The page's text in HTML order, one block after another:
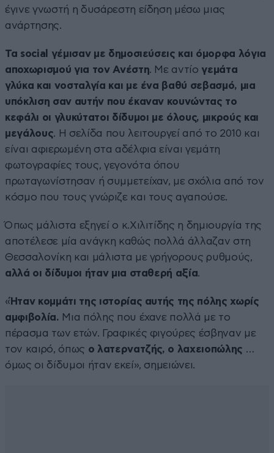
έγινε γνωστή η δυσάρεστη είδηση μέσω μιας
ανάρτησης.
Τα social γέμισαν με δημοσιεύσεις και όμορφα λόγια
αποχωρισμού για τον Ανέστη. Με αντίο γεμάτα
γλύκα και νοσταλγία και με ένα βαθύ σεβασμό, μια
υπόκλιση σαν αυτήν που έκαναν κουνώντας το
κεφάλι οι γλυκύτατοι δίδυμοι με όλους, μικρούς και
μεγάλους. Η σελίδα που λειτουργεί από το 2010 και
είναι αφιερωμένη στα αδέλφια είναι γεμάτη
φωτογραφίες τους, γεγονότα όπου
πρωταγωνίστησαν ή συμμετείχαν, με σχόλια από τον
κόσμο που τους γνώριζε και τους αγαπούσε.
Όπως μάλιστα εξηγεί ο κ.Χιλιτίδης η δημιουργία της
αποτέλεσε μία ανάγκη καθώς πολλά άλλαζαν στη
Θεσσαλονίκη και μάλιστα με γρήγορους ρυθμούς,
αλλά οι δίδυμοι ήταν μια σταθερή αξία.
«Ήταν κομμάτι της ιστορίας αυτής της πόλης χωρίς
αμφιβολία. Μια πόλης που έχανε πολλά με το
πέρασμα των ετών. Γραφικές φιγούρες έσβηναν με
τον καιρό, όπως ο λατερνατζής, ο λαχειοπώλης …
όμως οι δίδυμοι ήταν εκεί», σημειώνει.